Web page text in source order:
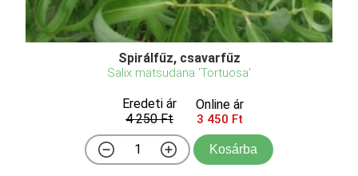
Spirálfűz, csavarfűz
Salix matsudana 'Tortuosa'
Eredeti ár
4 250 Ft
Online ár
3 450 Ft
Kosárba